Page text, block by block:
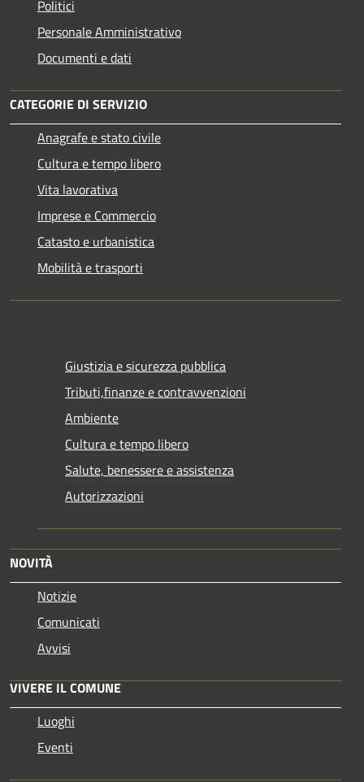
Politici
Personale Amministrativo
Documenti e dati
CATEGORIE DI SERVIZIO
Anagrafe e stato civile
Cultura e tempo libero
Vita lavorativa
Imprese e Commercio
Catasto e urbanistica
Mobilità e trasporti
Giustizia e sicurezza pubblica
Tributi,finanze e contravvenzioni
Ambiente
Cultura e tempo libero
Salute, benessere e assistenza
Autorizzazioni
NOVITÀ
Notizie
Comunicati
Avvisi
VIVERE IL COMUNE
Luoghi
Eventi